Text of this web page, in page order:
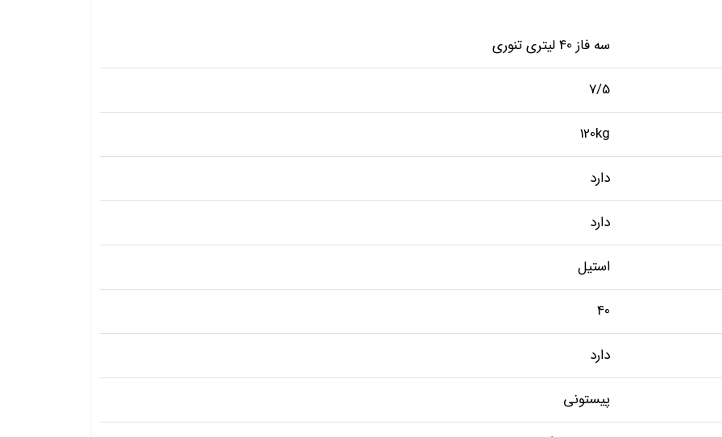
سه فاز 40 لیتری تنوری
7/5
120kg
دارد
دارد
استیل
40
دارد
پیستونی